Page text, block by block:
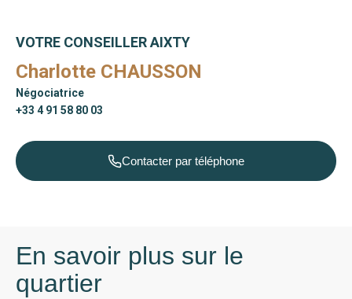
VOTRE CONSEILLER AIXTY
Charlotte CHAUSSON
Négociatrice
+33 4 91 58 80 03
Contacter par téléphone
En savoir plus sur le
quartier